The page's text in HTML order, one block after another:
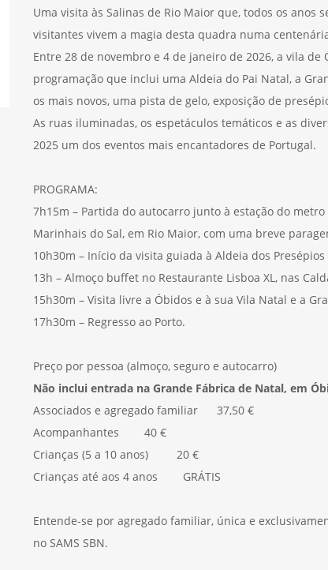
Uma visita às Salinas de Rio Maior que, todos os anos
visitantes vivem a magia desta quadra numa
Entre 28 de novembro e 4 de janeiro de 2026, a vila
programação que inclui uma Aldeia do Pai Natal, a
os mais novos, uma pista de gelo, exposição de
As ruas iluminadas, os espetáculos temáticos e as
2025 um dos eventos mais encantadores de Portugal.
PROGRAMA:
7h15m – Partida do autocarro junto à estação do
Marinhais do Sal, em Rio Maior, com uma breve
10h30m – Início da visita guiada à Aldeia dos
13h – Almoço buffet no Restaurante Lisboa XL, nas
15h30m – Visita livre a Óbidos e à sua Vila Natal e a
17h30m – Regresso ao Porto.
Preço por pessoa (almoço, seguro e autocarro)
Não inclui entrada na Grande Fábrica de Natal, em
Associados e agregado familiar 37,50 €
Acompanhantes 40 €
Crianças (5 a 10 anos) 20 €
Crianças até aos 4 anos GRÁTIS
Entende-se por agregado familiar, única e
no SAMS SBN.